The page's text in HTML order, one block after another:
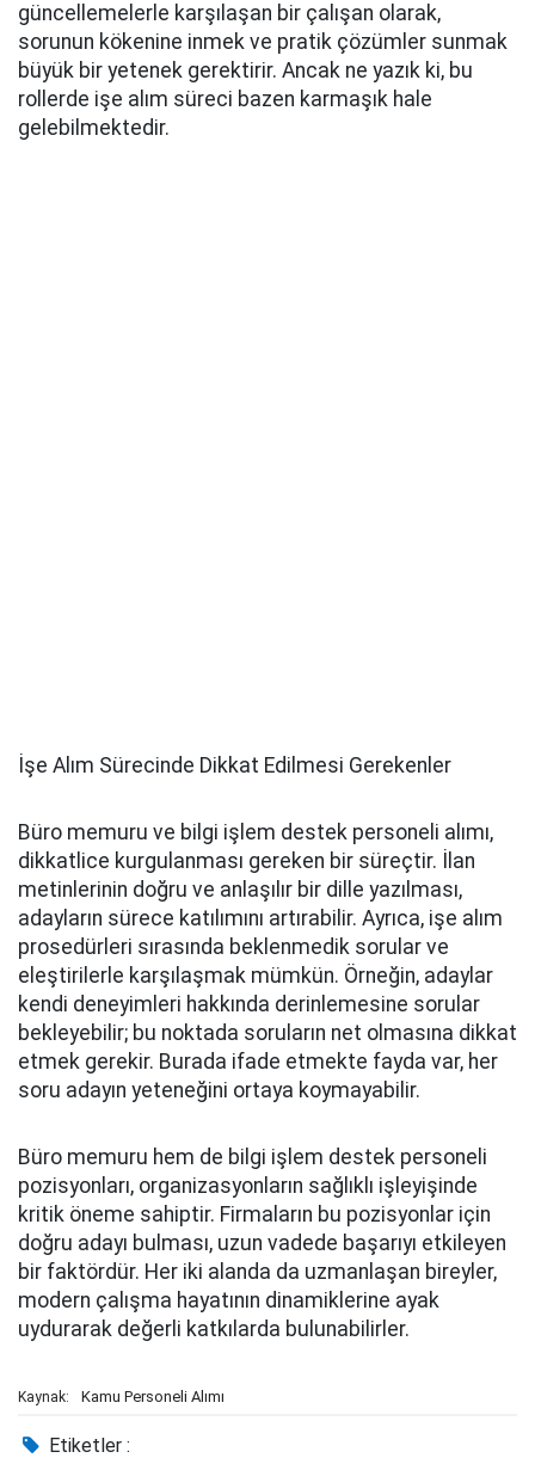
güncellemelerle karşılaşan bir çalışan olarak,
sorunun kökenine inmek ve pratik çözümler sunmak
büyük bir yetenek gerektirir. Ancak ne yazık ki, bu
rollerde işe alım süreci bazen karmaşık hale
gelebilmektedir.
İşe Alım Sürecinde Dikkat Edilmesi Gerekenler
Büro memuru ve bilgi işlem destek personeli alımı,
dikkatlice kurgulanması gereken bir süreçtir. İlan
metinlerinin doğru ve anlaşılır bir dille yazılması,
adayların sürece katılımını artırabilir. Ayrıca, işe alım
prosedürleri sırasında beklenmedik sorular ve
eleştirilerle karşılaşmak mümkün. Örneğin, adaylar
kendi deneyimleri hakkında derinlemesine sorular
bekleyebilir; bu noktada soruların net olmasına dikkat
etmek gerekir. Burada ifade etmekte fayda var, her
soru adayın yeteneğini ortaya koymayabilir.
Büro memuru hem de bilgi işlem destek personeli
pozisyonları, organizasyonların sağlıklı işleyişinde
kritik öneme sahiptir. Firmaların bu pozisyonlar için
doğru adayı bulması, uzun vadede başarıyı etkileyen
bir faktördür. Her iki alanda da uzmanlaşan bireyler,
modern çalışma hayatının dinamiklerine ayak
uydurarak değerli katkılarda bulunabilirler.
Kaynak: Kamu Personeli Alımı
Etiketler :